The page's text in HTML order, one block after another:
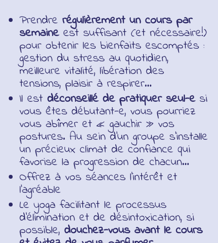
Prendre régulièrement un cours par
semaineest suffisant (et nécessaire!)
pour obtenir les bienfaits escomptés :
gestion du stress au quotidien,
meilleure vitalité, libération des
tensions, plaisir à respirer…
Il est déconseillé de pratiquer seul-esi
vous êtes débutant-e, vous pourriez
vous abîmer et « gauchir » vos
postures. Au sein d’un groupe s’installe
un précieux climat de confiance qui
favorise la progression de chacun…
Offrez à vos séances l’intérêt et
l’agréable
Le yoga facilitant le processus
d’élimination et de désintoxication, si
possible, douchez-vous avant le cours